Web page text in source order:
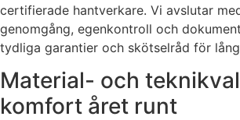
certifierade hantverkare. Vi avslutar
genomgång, egenkontroll och
tydliga garantier och skötselråd för
Material- och
komfort året runt